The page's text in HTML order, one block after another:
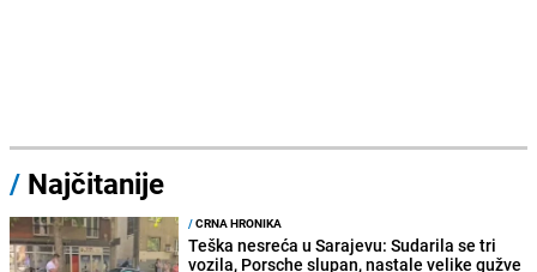
/ Najčitanije
/CRNA HRONIKA
Teška nesreća u Sarajevu: Sudarila se tri
vozila, Porsche slupan, nastale velike gužve